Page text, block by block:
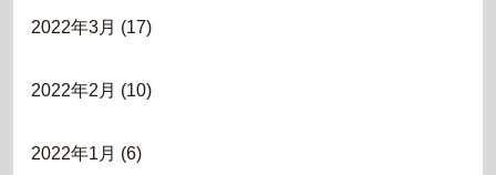
2022年3月 (17)
2022年2月 (10)
2022年1月 (6)